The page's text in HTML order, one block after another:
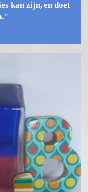
kan zijn, en doet